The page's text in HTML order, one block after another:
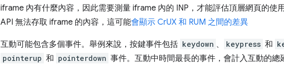
iframe 內有什麼內容，因此需要測量 iframe 內的 INP，才能評估頂層網頁的使
API 無法存取 iframe 的內容，這可能會顯示 CrUX 和 RUM 之間的差異
互動可能包含多個事件。舉例來說，按鍵事件包括 keydown 、 keypress 和
pointerup 和 pointerdown 事件。互動中時間最長的事件，會計入互動的總